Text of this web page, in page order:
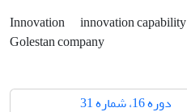
Innovation innovation capability
Golestan company
دوره 16، شماره 31